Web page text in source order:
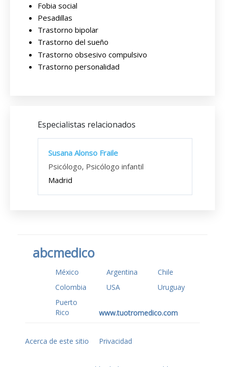
Fobia social
Pesadillas
Trastorno bipolar
Trastorno del sueño
Trastorno obsesivo compulsivo
Trastorno personalidad
Especialistas relacionados
Susana Alonso Fraile
Psicólogo, Psicólogo infantil
Madrid
abcmedico
México Argentina
Chile
Colombia
USA
Uruguay
Puerto
Rico
www.tuotromedico.com
Acerca de este sitio Privacidad